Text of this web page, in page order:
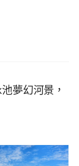
夢幻河景，